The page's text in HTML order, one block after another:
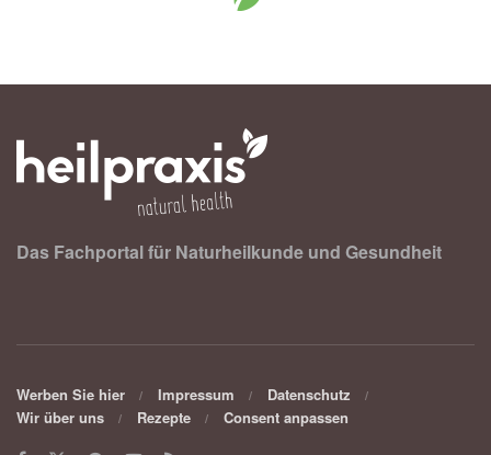
Das Fachportal für Naturheilkunde und Gesundheit
Werben Sie hier Impressum
Datenschutz
Wir über uns
Rezepte Consent anpassen